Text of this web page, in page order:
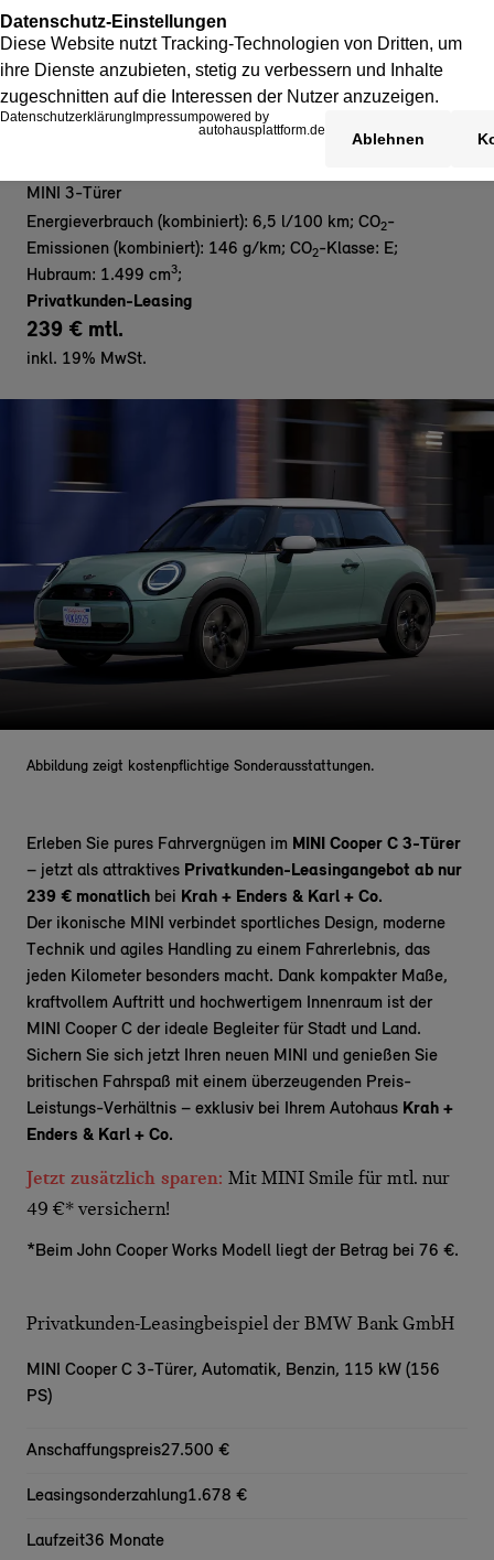
MINI 3-Türer
Energieverbrauch (kombiniert): 6,5 l/100 km; CO2-
Emissionen (kombiniert): 146 g/km; CO2-Klasse: E;
Hubraum: 1.499 cm3;
Privatkunden-Leasing
239 € mtl.
inkl. 19% MwSt.
Abbildung zeigt kostenpflichtige Sonderausstattungen.
Erleben Sie pures Fahrvergnügen im MINI Cooper C 3-Türer
– jetzt als attraktives Privatkunden-Leasingangebot ab nur
239 € monatlich bei Krah + Enders & Karl + Co.
Der ikonische MINI verbindet sportliches Design, moderne
Technik und agiles Handling zu einem Fahrerlebnis, das
jeden Kilometer besonders macht. Dank kompakter Maße,
kraftvollem Auftritt und hochwertigem Innenraum ist der
MINI Cooper C der ideale Begleiter für Stadt und Land.
Sichern Sie sich jetzt Ihren neuen MINI und genießen Sie
britischen Fahrspaß mit einem überzeugenden Preis-
Leistungs-Verhältnis – exklusiv bei Ihrem Autohaus Krah +
Enders & Karl + Co.
Jetzt zusätzlich sparen: Mit MINI Smile für mtl. nur
49 €* versichern!
*Beim John Cooper Works Modell liegt der Betrag bei 76 €.
Privatkunden-Leasingbeispiel der BMW Bank GmbH
MINI Cooper C 3-Türer, Automatik, Benzin, 115 kW (156
PS)
Anschaffungspreis27.500 €
Leasingsonderzahlung1.678 €
Laufzeit36 Monate